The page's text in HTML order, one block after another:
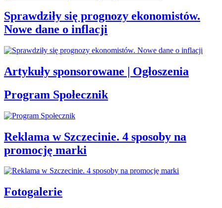
Sprawdziły się prognozy ekonomistów.
Nowe dane o inflacji
Artykuły sponsorowane | Ogłoszenia
Program Społecznik
Reklama w Szczecinie. 4 sposoby na
promocję marki
Fotogalerie